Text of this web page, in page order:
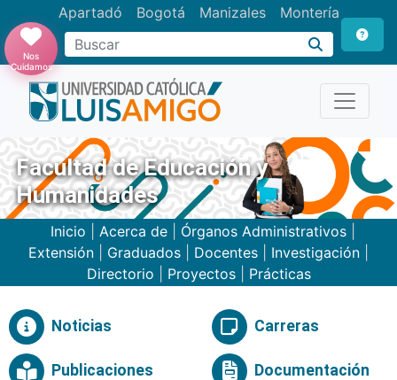
Apartadó Bogotá Manizales Montería
Buscar
Nos
Cuidamos
Facultad de Educación y
Humanidades
Inicio Acerca de Órganos Administrativos
Extensión
Graduados Docentes Investigación
Directorio
Proyectos| Prácticas
Noticias Carreras
Publicaciones Documentación